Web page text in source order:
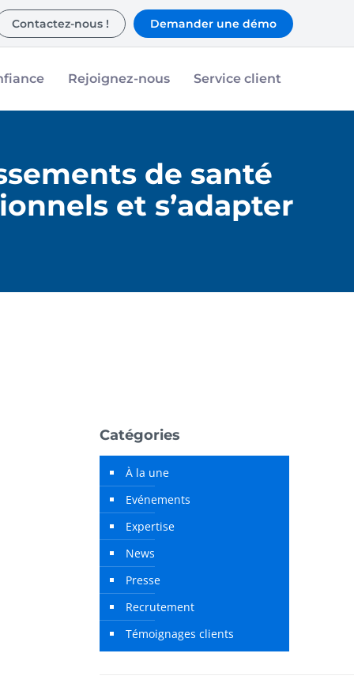
Contactez-nous ! Demander une démo
Rejoignez-nous Service client
de santé
et s’adapter
Catégories
À la une
Evénements
Expertise
News
Presse
Recrutement
Témoignages clients